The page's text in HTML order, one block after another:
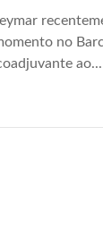
no
ao...